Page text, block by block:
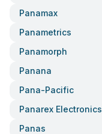
Panamax
Panametrics
Panamorph
Panana
Pana-Pacific
Panarex Electronics
Panas